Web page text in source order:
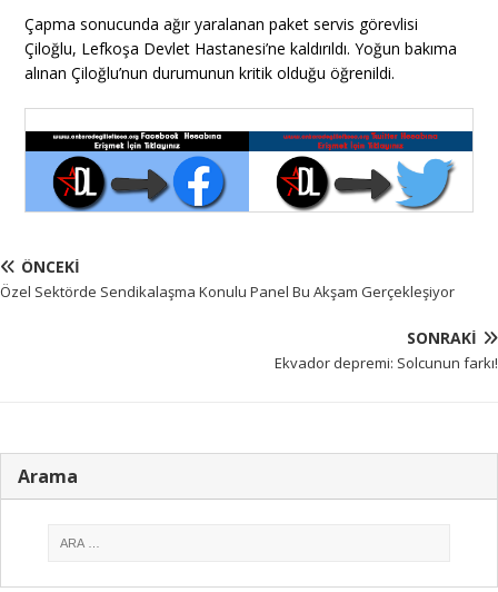
Çapma sonucunda ağır yaralanan paket servis görevlisi
Çiloğlu, Lefkoşa Devlet Hastanesi’ne kaldırıldı. Yoğun bakıma
alınan Çiloğlu’nun durumunun kritik olduğu öğrenildi.
ÖNCEKI
Özel Sektörde Sendikalaşma Konulu Panel Bu Akşam Gerçekleşiyor
SONRAKI
Ekvador depremi: Solcunun farkı!
Arama